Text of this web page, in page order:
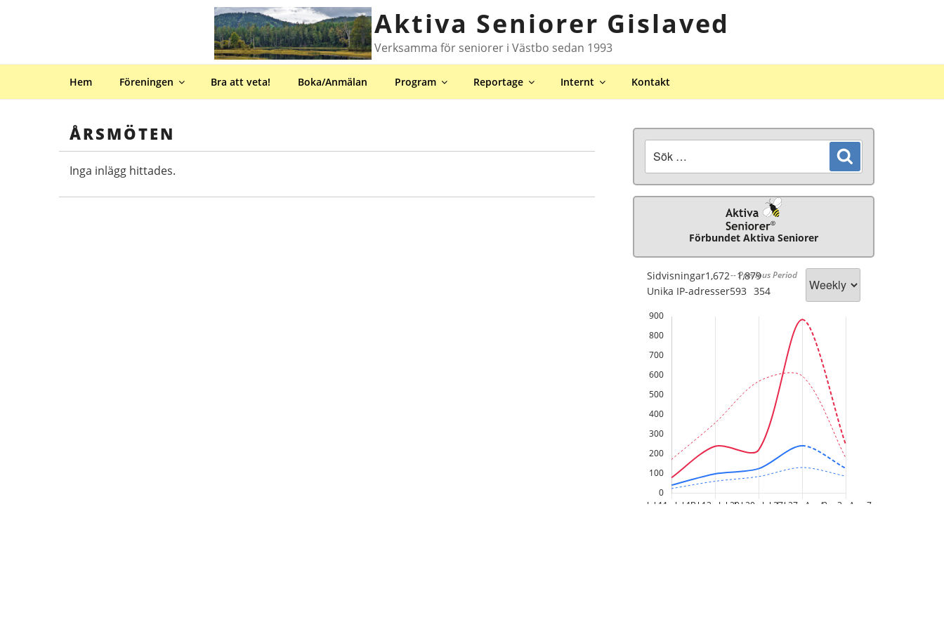
Aktiva Seniorer Gislaved
Verksamma för seniorer i Västbo sedan 1993
Hem Föreningen Bra att veta! Boka/Anmälan Program Reportage Internt Kontakt
ÅRSMÖTEN
Inga inlägg hittades.
efter:
Förbundet Aktiva Seniorer
-- Previous Period
Sidvisningar1,672 1,879
Unika IP-adresser593 354